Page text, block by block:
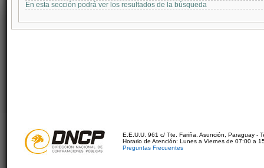
En esta sección podrá ver los resultados de la búsqueda
E.E.U.U. 961 c/ Tte. Fariña. Asunción, Paraguay -
Horario de Atención: Lunes a Viernes de 07:00 a
Preguntas Frecuentes